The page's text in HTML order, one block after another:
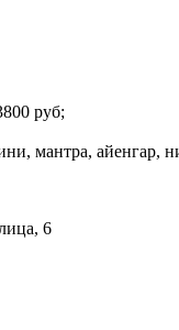
руб;
мантра, айенгар,
6